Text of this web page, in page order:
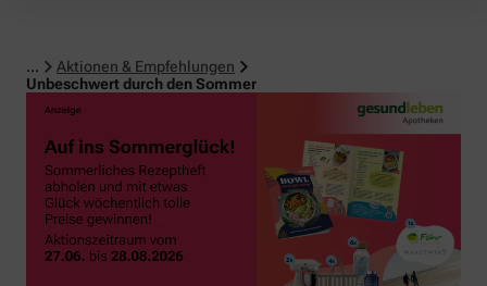
...
Aktionen & Empfehlungen
Unbeschwert durch den Sommer